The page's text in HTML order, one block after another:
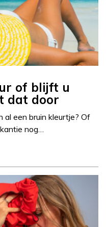
of blijft u
dat door
al een bruin kleurtje? Of
nog…